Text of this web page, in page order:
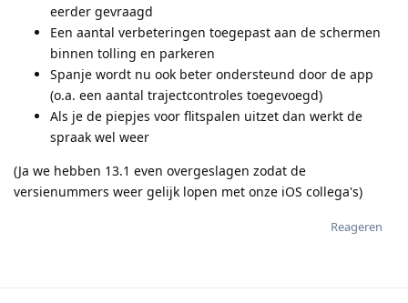
eerder gevraagd
Een aantal verbeteringen toegepast aan de schermen
binnen tolling en parkeren
Spanje wordt nu ook beter ondersteund door de app
(o.a. een aantal trajectcontroles toegevoegd)
Als je de piepjes voor flitspalen uitzet dan werkt de
spraak wel weer
(Ja we hebben 13.1 even overgeslagen zodat de
versienummers weer gelijk lopen met onze iOS collega's)
Reageren